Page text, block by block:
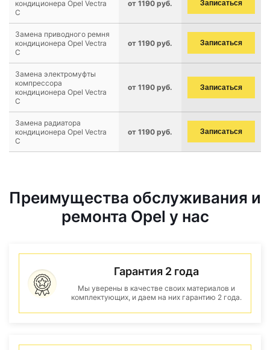
кондиционера Opel Vectra
C
от 1190 руб. Записаться
Замена приводного ремня
кондиционера Opel Vectra
C
от 1190 руб. Записаться
Замена электромуфты
компрессора
кондиционера Opel Vectra
C
от 1190 руб. Записаться
Замена радиатора
кондиционера Opel Vectra
C
от 1190 руб. Записаться
Преимущества обслуживания и
ремонта Opel у нас
Гарантия 2 года
Мы уверены в качестве своих материалов и
комплектующих, и даем на них гарантию 2 года.